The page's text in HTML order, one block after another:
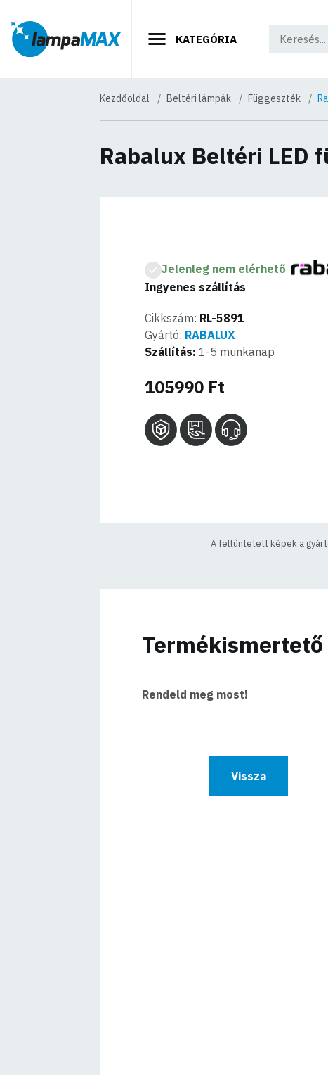
KATEGÓRIA
Kezdőoldal Beltéri lámpák Függeszték
Rabalux Beltéri LED
Jelenleg nem elérhető
Ingyenes szállítás
Cikkszám: RL-5891
Gyártó: RABALUX
Szállítás: 1-5 munkanap
105990 Ft
A feltűntetett képek a
Termékismertető
Rendeld meg most!
Vissza